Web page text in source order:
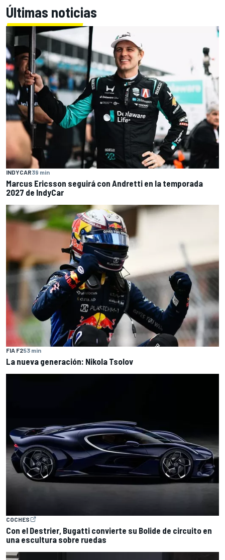
Últimas noticias
INDYCAR39 min
Marcus Ericsson seguirá con Andretti en la temporada
2027 de IndyCar
FIA F253 min
La nueva generación: Nikola Tsolov
COCHES
Con el Destrier, Bugatti convierte su Bolide de circuito en
una escultura sobre ruedas